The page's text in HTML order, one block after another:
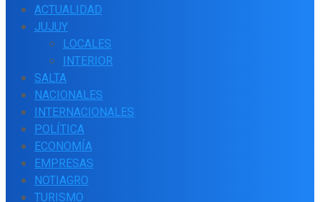
ACTUALIDAD
JUJUY
LOCALES
INTERIOR
SALTA
NACIONALES
INTERNACIONALES
POLÍTICA
ECONOMÍA
EMPRESAS
NOTIAGRO
TURISMO